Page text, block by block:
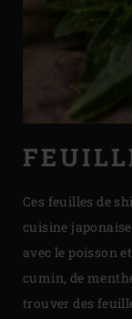
Ces feuilles de
cuisine
avec le poisson
cumin, de
trouver des